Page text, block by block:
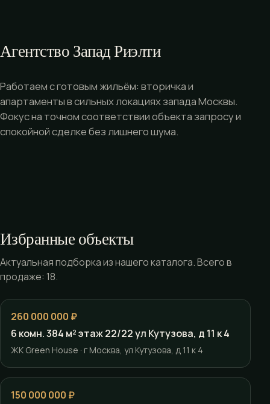
Агентство Запад Риэлти
Работаем с готовым жильём: вторичка и
апартаменты в сильных локациях запада Москвы.
Фокус на точном соответствии объекта запросу и
спокойной сделке без лишнего шума.
Избранные объекты
Актуальная подборка из нашего каталога. Всего в
продаже: 18.
260 000 000 ₽
6 комн. 384 м² этаж 22/22 ул Кутузова, д 11 к 4
ЖК Green House · г Москва, ул Кутузова, д 11 к 4
150 000 000 ₽